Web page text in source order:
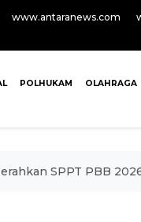
www.antaranews.com
POLHUKAM OLAHRAGA
SPPT PBB